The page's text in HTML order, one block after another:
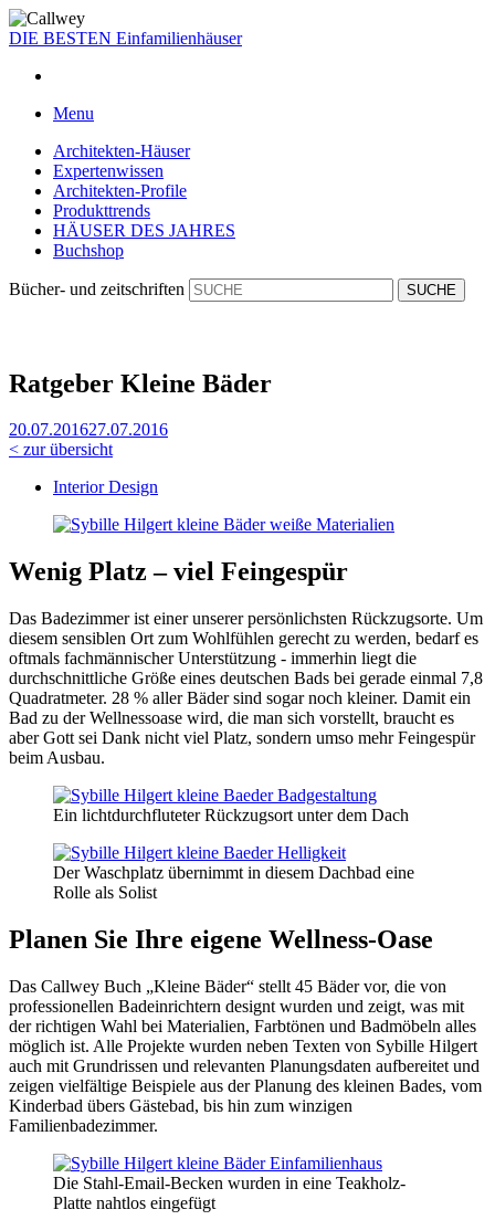
DIE BESTEN Einfamilienhäuser
Menu
Architekten-Häuser
Expertenwissen
Architekten-Profile
Produkttrends
HÄUSER DES JAHRES
Buchshop
Bücher- und zeitschriften
Ratgeber Kleine Bäder
20.07.201627.07.2016
< zur übersicht
Interior Design
Wenig Platz – viel Feingespür
Das Badezimmer ist einer unserer persönlichsten Rückzugsorte. Um
diesem sensiblen Ort zum Wohlfühlen gerecht zu werden, bedarf es
oftmals fachmännischer Unterstützung ­­- immerhin liegt die
durchschnittliche Größe eines deutschen Bads bei gerade einmal 7,8
Quadratmeter. 28 % aller Bäder sind sogar noch kleiner. Damit ein
Bad zu der Wellnessoase wird, die man sich vorstellt, braucht es
aber Gott sei Dank nicht viel Platz, sondern umso mehr Feingespür
beim Ausbau.
Ein lichtdurchfluteter Rückzugsort unter dem Dach
Der Waschplatz übernimmt in diesem Dachbad eine
Rolle als Solist
Planen Sie Ihre eigene Wellness-Oase
Das Callwey Buch „Kleine Bäder“ stellt 45 Bäder vor, die von
professionellen Badeinrichtern designt wurden und zeigt, was mit
der richtigen Wahl bei Materialien, Farbtönen und Badmöbeln alles
möglich ist. Alle Projekte wurden neben Texten von Sybille Hilgert
auch mit Grundrissen und relevanten Planungsdaten aufbereitet und
zeigen vielfältige Beispiele aus der Planung des kleinen Bades, vom
Kinderbad übers Gästebad, bis hin zum winzigen
Familienbadezimmer.
Die Stahl-Email-Becken wurden in eine Teakholz-
Platte nahtlos eingefügt